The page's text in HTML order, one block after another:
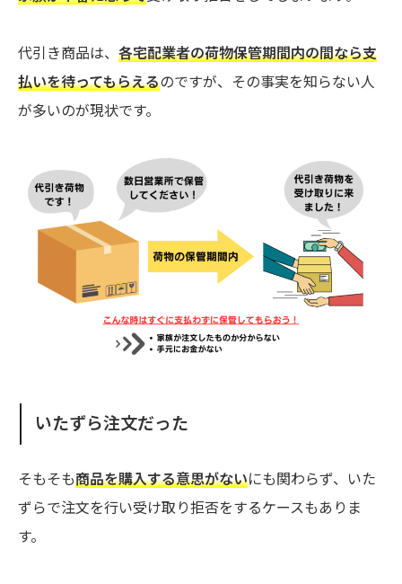
代引き商品は、 各宅配業者の荷物保管期間内の間なら支
払いを待ってもらえるのですが、その事実を知らない人
が多いのが現状です。
いたずら注文だった
そもそも商品を購入する意思がないにも関わらず、いた
ずらで注文を行い受け取り拒否をするケースもありま
す。